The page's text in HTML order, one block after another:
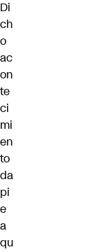
Di
ch
o
ac
on
te
ci
mi
en
to
da
pi
e
a
qu